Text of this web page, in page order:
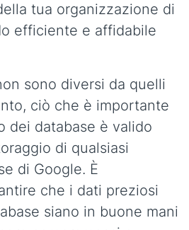
tua organizzazione di
efficiente e affidabile
sono diversi da quelli
ciò che è importante
dei database è valido
di qualsiasi
di Google. È
che i dati preziosi
siano in buone mani